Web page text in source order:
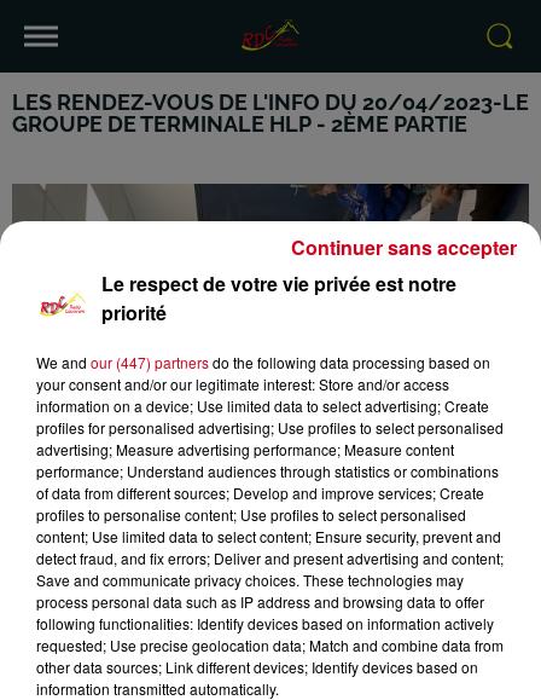
LES RENDEZ-VOUS DE L'INFO DU 20/04/2023-LE
GROUPE DE TERMINALE HLP - 2ÈME PARTIE
Lycée
Crédit :Lycée
Le respect de votre vie privée est notre
priorité
We and our (447) partnersdo the following data processing based on
your consent and/or our legitimate interest: Store and/or access
information on a device; Use limited data to select advertising; Create
profiles for personalised advertising; Use profiles to select personalised
advertising; Measure advertising performance; Measure content
performance; Understand audiences through statistics or combinations
of data from different sources; Develop and improve services; Create
profiles to personalise content; Use profiles to select personalised
content; Use limited data to select content; Ensure security, prevent and
detect fraud, and fix errors; Deliver and present advertising and content;
Save and communicate privacy choices. These technologies may
process personal data such as IP address and browsing data to offer
following functionalities: Identify devices based on information actively
requested; Use precise geolocation data; Match and combine data from
other data sources; Link different devices; Identify devices based on
information transmitted automatically.
Continuer sans accepter